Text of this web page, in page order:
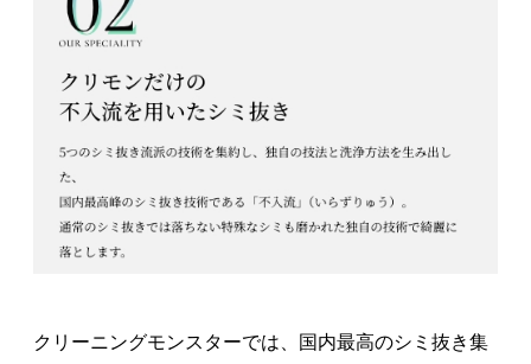
クリーニングモンスターでは、国内最高のシミ抜き集